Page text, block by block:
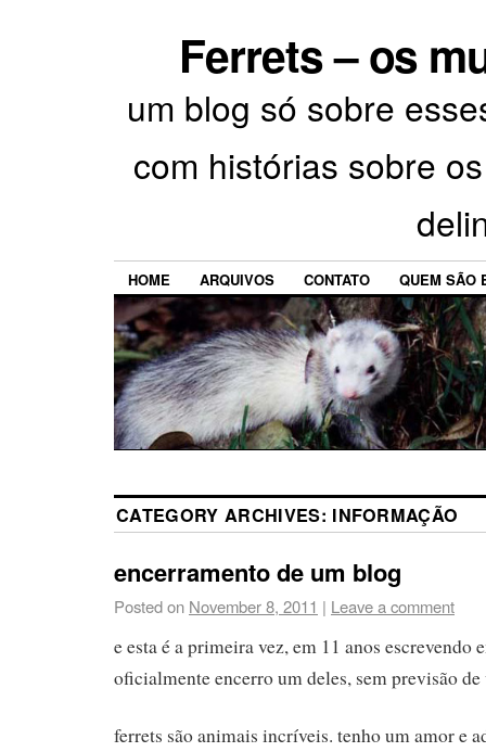
Ferrets – os
um blog só sobre
com histórias sobre
HOME ARQUIVOS CONTATO QUEM SÃO
CATEGORY ARCHIVES: INFORMAÇÃO
encerramento de um blog
Posted on November 8, 2011 | Leave a comment
e esta é a primeira vez, em 11 anos escrevendo
oficialmente encerro um deles, sem previsão
ferrets são animais incríveis. tenho um amor e